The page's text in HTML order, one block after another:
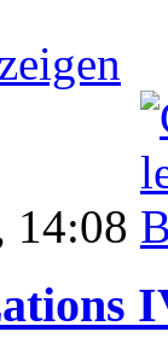
14:08